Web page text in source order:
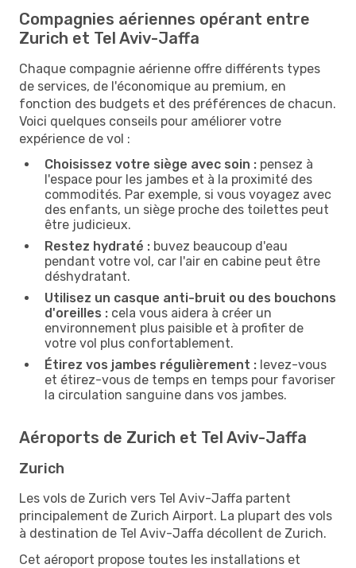
Compagnies aériennes opérant entre
Zurich et Tel Aviv-Jaffa
Chaque compagnie aérienne offre différents types
de services, de l'économique au premium, en
fonction des budgets et des préférences de chacun.
Voici quelques conseils pour améliorer votre
expérience de vol :
Choisissez votre siège avec soin : pensez à
l'espace pour les jambes et à la proximité des
commodités. Par exemple, si vous voyagez avec
des enfants, un siège proche des toilettes peut
être judicieux.
Restez hydraté : buvez beaucoup d'eau
pendant votre vol, car l'air en cabine peut être
déshydratant.
Utilisez un casque anti-bruit ou des bouchons
d'oreilles : cela vous aidera à créer un
environnement plus paisible et à profiter de
votre vol plus confortablement.
Étirez vos jambes régulièrement : levez-vous
et étirez-vous de temps en temps pour favoriser
la circulation sanguine dans vos jambes.
Aéroports de Zurich et Tel Aviv-Jaffa
Zurich
Les vols de Zurich vers Tel Aviv-Jaffa partent
principalement de Zurich Airport. La plupart des vols
à destination de Tel Aviv-Jaffa décollent de Zurich.
Cet aéroport propose toutes les installations et